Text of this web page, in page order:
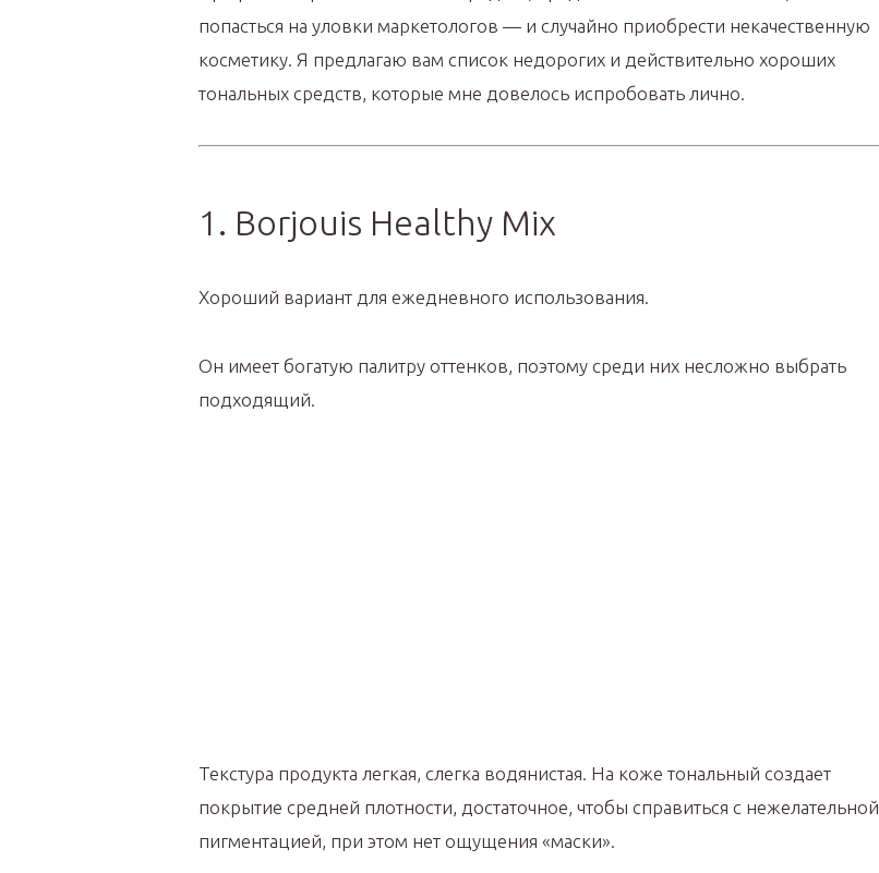
попасться на уловки маркетологов — и случайно приобрести некачественную
косметику. Я предлагаю вам список недорогих и действительно хороших
тональных средств, которые мне довелось испробовать лично.
1. Borjouis Healthy Mix
Хороший вариант для ежедневного использования.
Он имеет богатую палитру оттенков, поэтому среди них несложно выбрать
подходящий.
Текстура продукта легкая, слегка водянистая. На коже тональный создает
покрытие средней плотности, достаточное, чтобы справиться с нежелательной
пигментацией, при этом нет ощущения «маски».